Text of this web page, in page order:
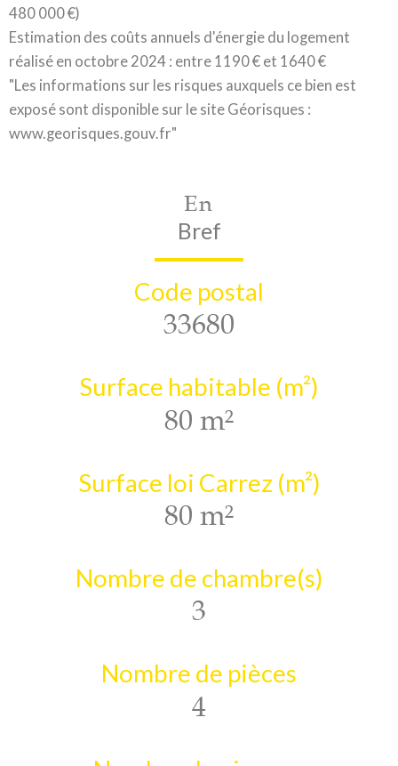
480 000 €)
Estimation des coûts annuels d'énergie du logement
réalisé en octobre 2024 : entre 1190 € et 1640 €
"Les informations sur les risques auxquels ce bien est
exposé sont disponible sur le site Géorisques :
www.georisques.gouv.fr"
En
Bref
Code postal
33680
Surface habitable (m²)
80 m²
Surface loi Carrez (m²)
80 m²
Nombre de chambre(s)
3
Nombre de pièces
4